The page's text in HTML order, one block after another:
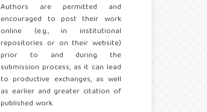
Authors are permitted and
encouraged to post their work
online (e.g., in institutional
repositories or on their website)
prior to and during the
submission process, as it can lead
to productive exchanges, as well
as earlier and greater citation of
published work.